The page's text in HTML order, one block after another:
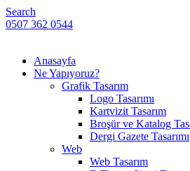
Search
0507 362 0544
Anasayfa
Ne Yapıyoruz?
Grafik Tasarım
Logo Tasarımı
Kartvizit Tasarım
Broşür ve Katalog
Dergi Gazete Tasarımı
Web
Web Tasarım